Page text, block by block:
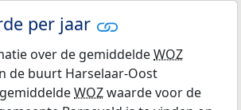
per jaar
over de gemiddeldeWOZ
de buurt Harselaar-Oost
WOZwaarde voor de